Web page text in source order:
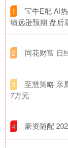
1
宝牛E配 AI
绩远逊预期 盘后
2 同花财富 日
3
至慧策略 亲
7万元
4 豪资随配